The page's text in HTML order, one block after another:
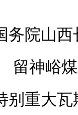
务院山西
留神峪
别重大瓦